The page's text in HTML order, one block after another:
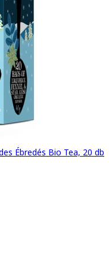
Ébredés Bio Tea, 20 db